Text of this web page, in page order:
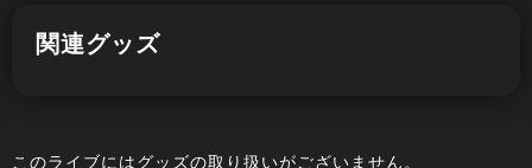
関連グッズ
このライブにはグッズの取り扱いがございません。